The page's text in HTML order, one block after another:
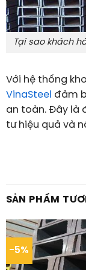
Tại sao khách
Với hệ thống
VinaSteel đảm
an toàn. Đây là
tư hiệu quả và
SẢN PHẨM
-5%